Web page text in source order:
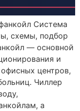
Система
схемы, подбор
— основной
и
центров,
Чиллер
а